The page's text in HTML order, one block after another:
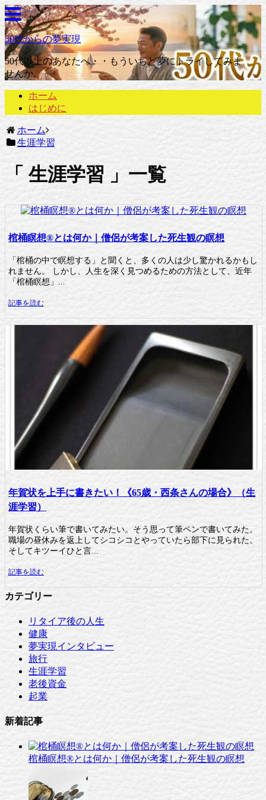
50代からの夢実現
50代以上のあなたへ・・もういちど夢にトライしてみま
せんか。
ホーム
はじめに
ホーム
生涯学習
生涯学習 一覧
棺桶瞑想®︎とは何か｜僧侶が考案した死生観の瞑想
「棺桶の中で瞑想する」と聞くと、多くの人は少し驚かれるかもし
れません。 しかし、人生を深く見つめるための方法として、近年
「棺桶瞑想」...
記事を読む
年賀状を上手に書きたい！《65歳・西条さんの場合》（生
涯学習）
年賀状くらい筆で書いてみたい。そう思って筆ペンで書いてみた。
職場の昼休みを返上してシコシコとやっていたら部下に見られた。
そしてキツーイひと言...
記事を読む
カテゴリー
リタイア後の人生
健康
夢実現インタビュー
旅行
生涯学習
老後資金
起業
新着記事
棺桶瞑想®︎とは何か｜僧侶が考案した死生観の瞑想